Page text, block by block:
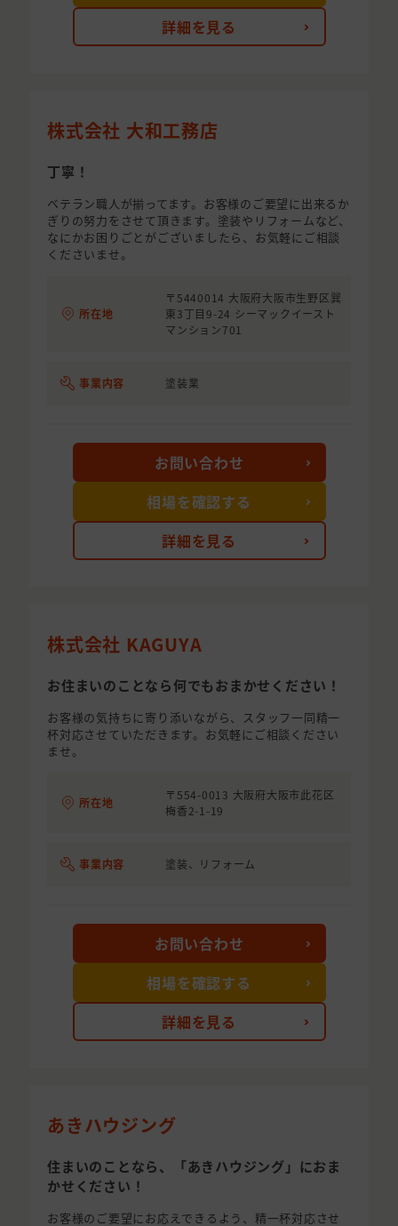
詳細を見る
株式会社 大和工務店
丁寧！
ベテラン職人が揃ってます。お客様のご要望に出来るか
ぎりの努力をさせて頂きます。塗装やリフォームなど、
なにかお困りごとがございましたら、お気軽にご相談
くださいませ。
所在地
〒5440014 大阪府大阪市生野区巽
東3丁目9-24 シーマックイースト
マンション701
事業内容 塗装業
詳細を見る
お問い合わせ
相場を確認する
株式会社 KAGUYA
お住まいのことなら何でもおまかせください！
お客様の気持ちに寄り添いながら、スタッフ一同精一
杯対応させていただきます。お気軽にご相談ください
ませ。
所在地
〒554-0013 大阪府大阪市此花区
梅香2-1-19
事業内容 塗装、リフォーム
詳細を見る
お問い合わせ
相場を確認する
あきハウジング
住まいのことなら、「あきハウジング」におま
かせください！
お客様のご要望にお応えできるよう、精一杯対応させ